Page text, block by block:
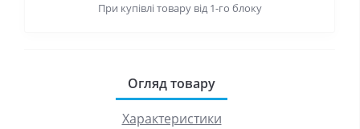
При купівлі товару від 1-го блоку
Огляд товару
Характеристики